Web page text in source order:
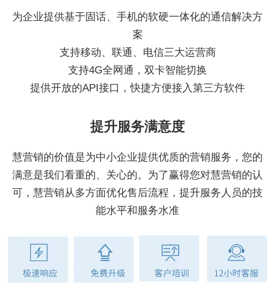
为企业提供基于固话、手机的软硬一体化的通信解决方
案
支持移动、联通、电信三大运营商
支持4G全网通，双卡智能切换
提供开放的API接口，快捷方便接入第三方软件
提升服务满意度
慧营销的价值是为中小企业提供优质的营销服务，您的
满意是我们看重的、关心的。为了赢得您对慧营销的认
可，慧营销从多方面优化售后流程，提升服务人员的技
能水平和服务水准